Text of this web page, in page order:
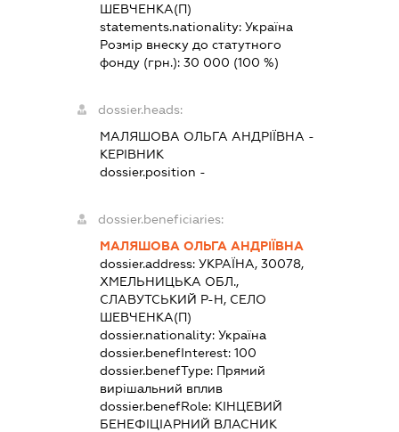
ШЕВЧЕНКА(П)
statements.nationality: Україна
Розмір внеску до статутного
фонду (грн.): 30 000 (100 %)
dossier.heads:
МАЛЯШОВА ОЛЬГА АНДРІЇВНА -
КЕРІВНИК
dossier.position -
dossier.beneficiaries:
МАЛЯШОВА ОЛЬГА АНДРІЇВНА
dossier.address: УКРАЇНА, 30078,
ХМЕЛЬНИЦЬКА ОБЛ.,
СЛАВУТСЬКИЙ Р-Н, СЕЛО
ШЕВЧЕНКА(П)
dossier.nationality: Україна
dossier.benefInterest: 100
dossier.benefType: Прямий
вирішальний вплив
dossier.benefRole: КІНЦЕВИЙ
БЕНЕФІЦІАРНИЙ ВЛАСНИК